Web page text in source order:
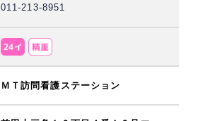
011-213-8951
ＭＴ訪問看護ステーション